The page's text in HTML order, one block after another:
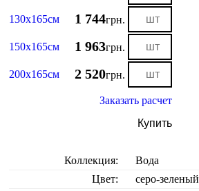
130х165см 1 744грн.
150х165см 1 963грн.
200х165см 2 520грн.
Заказать расчет
Купить
Коллекция:
Вода
Цвет:
серо-зеленый